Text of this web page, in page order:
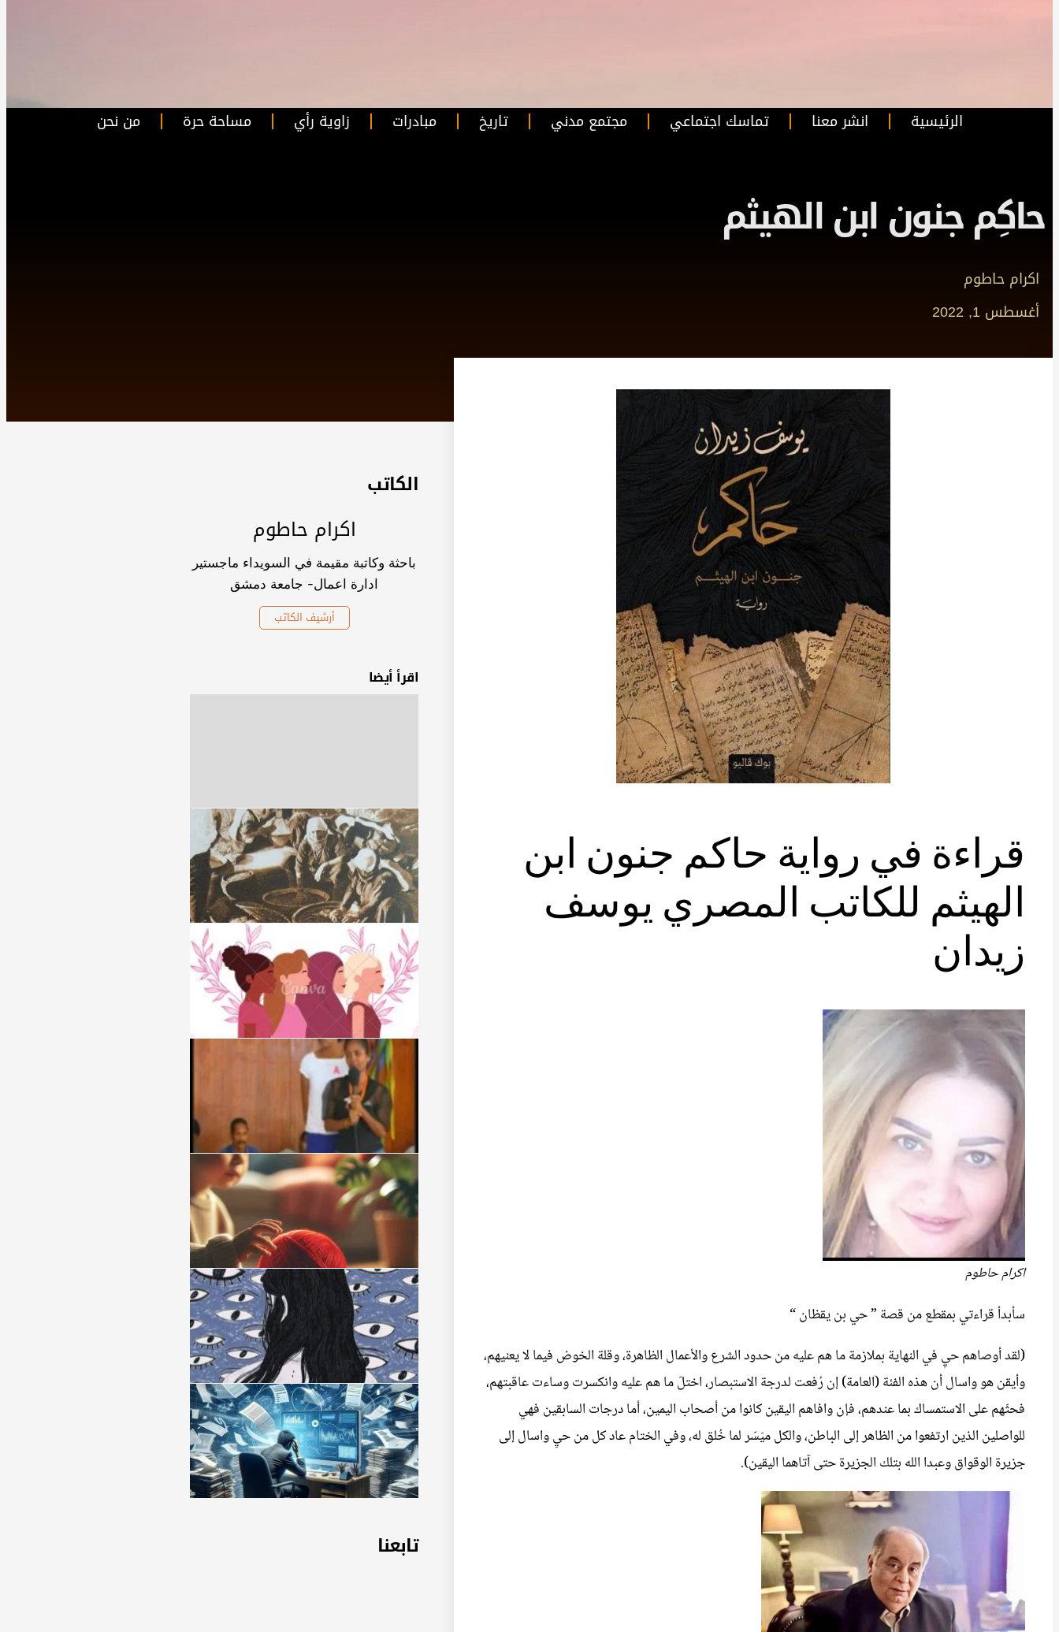
الرئيسية انشر معنا تماسك اجتماعي مجتمع مدني تاريخ مبادرات زاوية رأي مساحة حرة من نحن
حاكِم جنون ابن الهيثم
اكرام حاطوم
أغسطس 1, 2022
قراءة في رواية حاكم جنون ابن
الهيثم للكاتب المصري يوسف
زيدان
اكرام حاطوم
سأبدأ قراءتي بمقطع من قصة ” حي بن يقظان “
(لقد أوصاهم حيِ في النهاية بملازمة ما هم عليه من حدود الشرع والأعمال الظاهرة، وقلة الخوض فيما لا يعنيهم،
وأيقن هو واسال أن هذه الفئة (العامة) إن رُفعت لدرجة الاستبصار، اختلّ ما هم عليه وانكسرت وساءت عاقبتهم،
فحثّهم على الاستمساك بما عندهم، فإن وافاهم اليقين كانوا من أصحاب اليمين، أما درجات السابقين فهي
للواصلين الذين ارتفعوا من الظاهر إلى الباطن، والكل ميَسّر لما خُلق له، وفي الختام عاد كل من حيِ واسال إلى
جزيرة الوقواق وعبدا الله بتلك الجزيرة حتى آتاهما اليقين).
الكاتب
اكرام حاطوم
باحثة وكاتبة مقيمة في السويداء ماجستير
ادارة اعمال- جامعة دمشق
أرشيف الكاتب
اقرأ أيضا
تابعنا